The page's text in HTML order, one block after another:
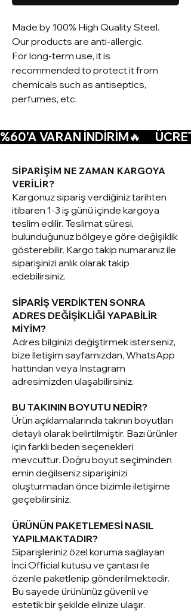
Made by 100% High Quality Steel.
Our products are anti-allergic.
For long-term use, it is
recommended to protect it from
chemicals such as antiseptics,
perfumes, etc.
%60'A VARAN İNDİRİM🔥
SİPARİŞİM NE ZAMAN KARGOYA
VERİLİR?
Kargonuz sipariş verdiğiniz tarihten
itibaren 1-3 iş günü içinde kargoya
teslim edilir. Teslimat süresi,
bulunduğunuz bölgeye göre değişiklik
gösterebilir. Kargo takip numaranız ile
siparişinizi anlık olarak takip
edebilirsiniz.
SİPARİŞ VERDİKTEN SONRA
ADRES DEĞİŞİKLİĞİ YAPABİLİR
MİYİM?
Adres bilginizi değiştirmek isterseniz,
bize İletişim sayfamızdan, WhatsApp
hattından veya Instagram
adresimizden ulaşabilirsiniz.
BU TAKININ BOYUTU NEDİR?
Ürün açıklamalarında takının boyutları
detaylı olarak belirtilmiştir. Bazı ürünler
için farklı beden seçenekleri
mevcuttur. Doğru boyut seçiminden
emin değilseniz siparişinizi
oluşturmadan önce bizimle iletişime
geçebilirsiniz.
ÜRÜNÜN PAKETLEMESİ NASIL
YAPILMAKTADIR?
Siparişleriniz özel koruma sağlayan
İnci Official kutusu ve çantası ile
özenle paketlenip gönderilmektedir.
Bu sayede ürününüz güvenli ve
estetik bir şekilde elinize ulaşır.